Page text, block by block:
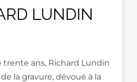
LUNDIN
trente ans, Richard Lundin
la gravure, dévoué à la